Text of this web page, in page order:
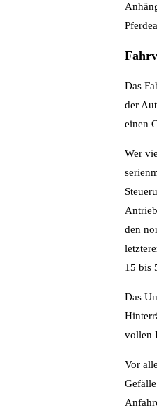
Das
der
einen
Wer
den
15 bis
Das
vollen
Vor